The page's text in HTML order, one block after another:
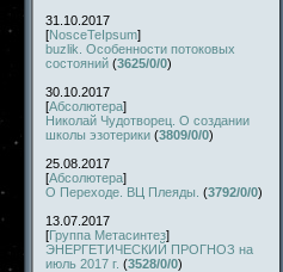
31.10.2017
[NosceTeIpsum]
buzlik. Особенности потоковых
состояний (3625/0/0)
30.10.2017
[Абсолютера]
Николай Чудотворец. О создании
школы эзотерики (3809/0/0)
25.08.2017
[Абсолютера]
О Переходе. ВЦ Плеяды. (3792/0/0)
13.07.2017
[Группа Метасинтез]
ЭНЕРГЕТИЧЕСКИЙ ПРОГНОЗ на
июль 2017 г. (3528/0/0)